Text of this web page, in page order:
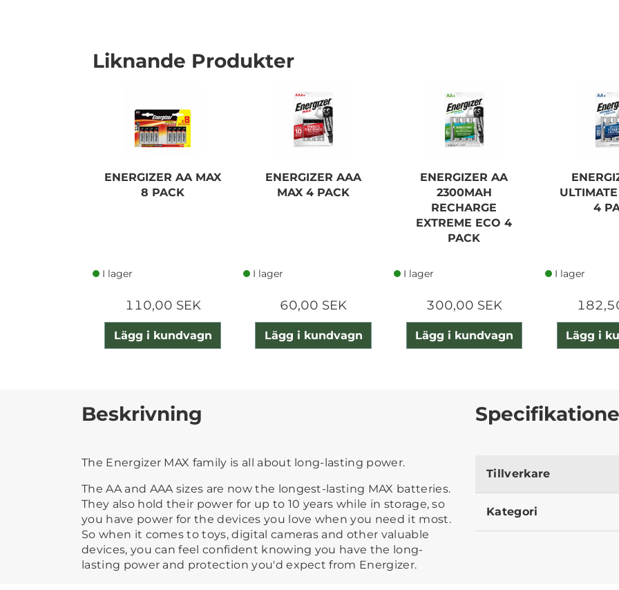
ENERGIZER CR2 LITHIUM
PHOTO 1 PACK
80,00 SEK
Lägg i kundvagn
Liknande Produkter
ENERGIZER AA MAX
8 PACK
I lager
110,00 SEK
Lägg i kundvagn
ENERGIZER AAA
MAX 4 PACK
I lager
60,00 SEK
Lägg i kundvagn
ENERGIZER AA
2300MAH
RECHARGE
EXTREME ECO 4
PACK
I lager
300,00 SEK
Lägg i kundvagn
4
I lager
Lägg i
Beskrivning
The Energizer MAX family is all about long-lasting power.
The AA and AAA sizes are now the longest-lasting MAX batteries.
They also hold their power for up to 10 years while in storage, so
you have power for the devices you love when you need it most.
So when it comes to toys, digital cameras and other valuable
devices, you can feel confident knowing you have the long-
lasting power and protection you'd expect from Energizer.
Tillverkare
Kategori